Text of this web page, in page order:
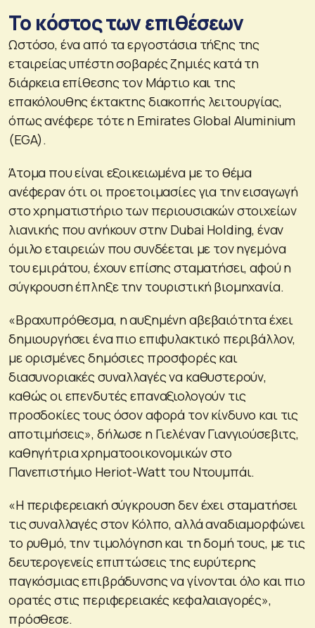
Το κόστος των επιθέσεων
Ωστόσο, ένα από τα εργοστάσια τήξης της
εταιρείας υπέστη σοβαρές ζημιές κατά τη
διάρκεια επίθεσης τον Μάρτιο και της
επακόλουθης έκτακτης διακοπής λειτουργίας,
όπως ανέφερε τότε η Emirates Global Aluminium
(EGA).
Άτομα που είναι εξοικειωμένα με το θέμα
ανέφεραν ότι οι προετοιμασίες για την εισαγωγή
στο χρηματιστήριο των περιουσιακών στοιχείων
λιανικής που ανήκουν στην Dubai Holding, έναν
όμιλο εταιρειών που συνδέεται με τον ηγεμόνα
του εμιράτου, έχουν επίσης σταματήσει, αφού η
σύγκρουση έπληξε την τουριστική βιομηχανία.
«Βραχυπρόθεσμα, η αυξημένη αβεβαιότητα έχει
δημιουργήσει ένα πιο επιφυλακτικό περιβάλλον,
με ορισμένες δημόσιες προσφορές και
διασυνοριακές συναλλαγές να καθυστερούν,
καθώς οι επενδυτές επαναξιολογούν τις
προσδοκίες τους όσον αφορά τον κίνδυνο και τις
αποτιμήσεις», δήλωσε η Γιελέναν Γιανγιούσεβιτς,
καθηγήτρια χρηματοοικονομικών στο
Πανεπιστήμιο Heriot-Watt του Ντουμπάι.
«Η περιφερειακή σύγκρουση δεν έχει σταματήσει
τις συναλλαγές στον Κόλπο, αλλά αναδιαμορφώνει
το ρυθμό, την τιμολόγηση και τη δομή τους, με τις
δευτερογενείς επιπτώσεις της ευρύτερης
παγκόσμιας επιβράδυνσης να γίνονται όλο και πιο
ορατές στις περιφερειακές κεφαλαιαγορές»,
πρόσθεσε.